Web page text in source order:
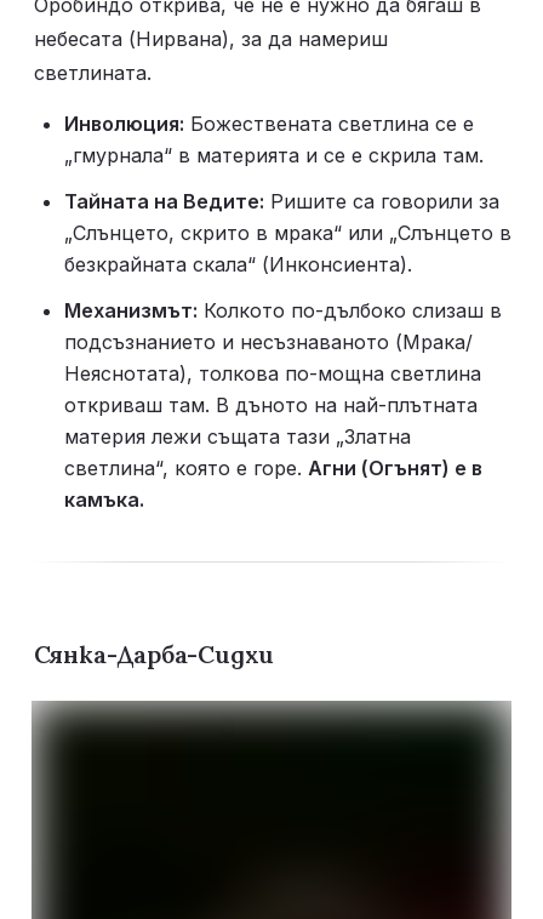
небесата (Нирвана), за да намериш
светлината.
Инволюция: Божествената светлина се е
„гмурнала“ в материята и се е скрила там.
Тайната на Ведите: Ришите са говорили за
„Слънцето, скрито в мрака“ или „Слънцето в
безкрайната скала“ (Инконсиента).
Механизмът: Колкото по-дълбоко слизаш в
подсъзнанието и несъзнаваното (Мрака/
Неяснотата), толкова по-мощна светлина
откриваш там. В дъното на най-плътната
материя лежи същата тази „Златна
светлина“, която е горе. Агни (Огънят) е в
камъка.
Сянка-Дарба-Сидхи